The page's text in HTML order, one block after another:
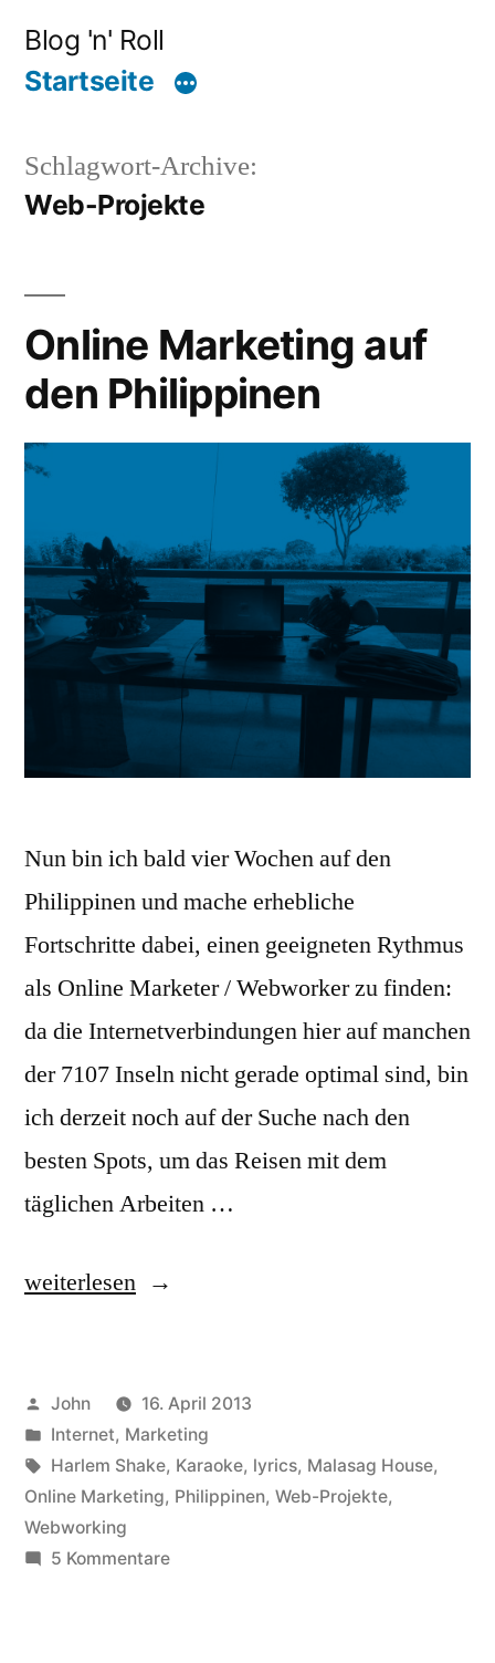
Inhalt
Blog 'n' Roll
Startseite
Schlagwort-Archive:
Web-Projekte
Online Marketing auf
den Philippinen
Nun bin ich bald vier Wochen auf den
Philippinen und mache erhebliche
Fortschritte dabei, einen geeigneten Rythmus
als Online Marketer / Webworker zu finden:
da die Internetverbindungen hier auf manchen
der 7107 Inseln nicht gerade optimal sind, bin
ich derzeit noch auf der Suche nach den
besten Spots, um das Reisen mit dem
täglichen Arbeiten …
„Online
den
Philippinen“
weiterlesen
Veröffentlicht
von
John
16. April 2013
Veröffentlicht
in
Internet, Marketing
Schlagwörter:
Harlem Shake, Karaoke, lyrics, Malasag House,
Online Marketing, Philippinen, Web-Projekte,
Webworking
5 Kommentarezu